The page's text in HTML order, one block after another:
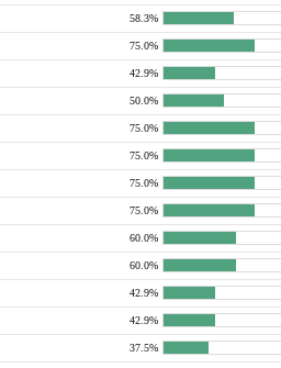
58.3%
75.0%
42.9%
50.0%
75.0%
75.0%
75.0%
75.0%
60.0%
60.0%
42.9%
42.9%
37.5%